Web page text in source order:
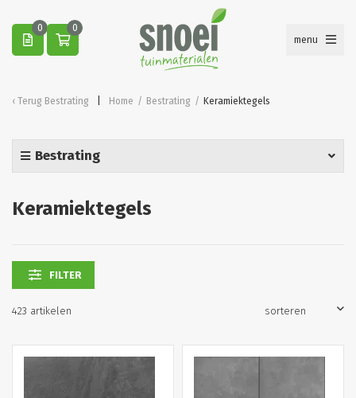
0
0
menu
Terug Bestrating Home / Bestrating / Keramiektegels
Bestrating
Keramiektegels
FILTER
423 artikelen